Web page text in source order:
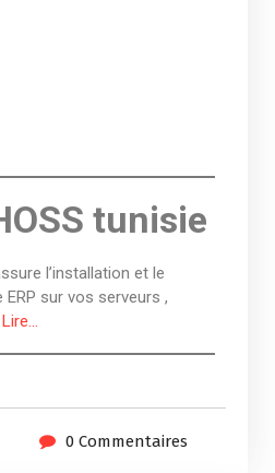
tunisie
l’installation et le
sur vos serveurs ,
Lire…
0 Commentaires